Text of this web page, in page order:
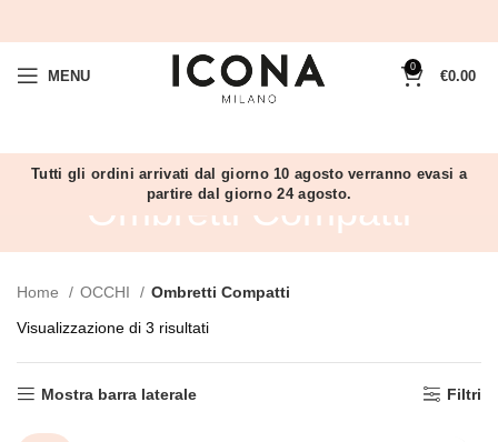
MENU
0
€0.00
Tutti gli ordini arrivati dal giorno 10 agosto verranno evasi a
partire dal giorno 24 agosto.
Ombretti Compatti
Home OCCHI
Ombretti Compatti
Visualizzazione di 3 risultati
Mostra barra laterale Filtri